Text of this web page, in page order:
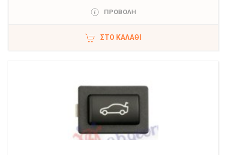
ΠΡΟΒΟΛΗ
ΣΤΟ ΚΑΛΆΘΙ